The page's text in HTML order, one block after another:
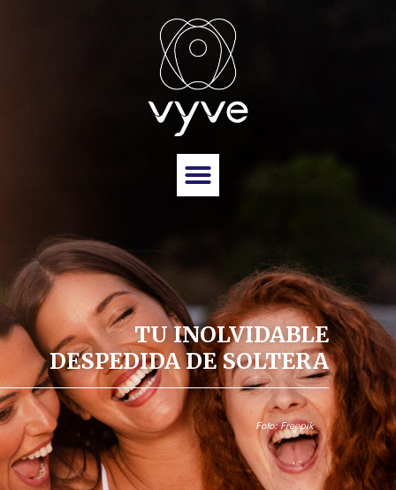
TU INOLVIDABLE
DESPEDIDA DE SOLTERA
Foto: Freepik